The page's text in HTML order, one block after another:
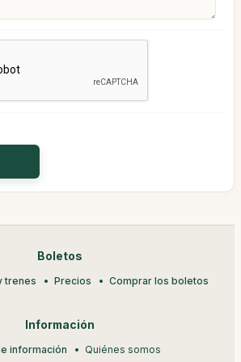
Boletos
trenes Precios Comprar los boletos
Información
información Quiénes somos